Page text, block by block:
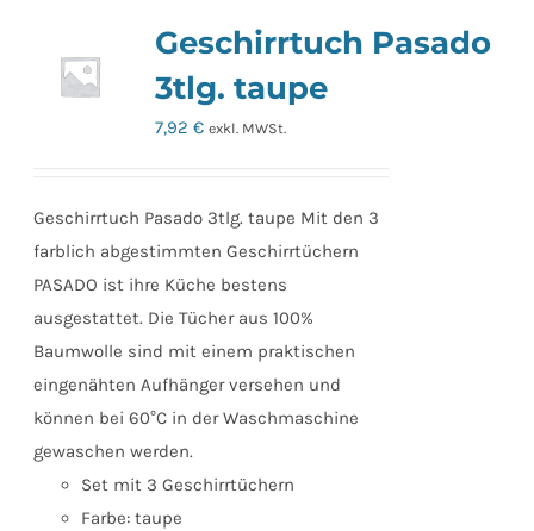
Geschirrtuch Pasado
3tlg. taupe
7,92€ exkl. MWSt.
Geschirrtuch Pasado 3tlg. taupe Mit den 3
farblich abgestimmten Geschirrtüchern
PASADO ist ihre Küche bestens
ausgestattet. Die Tücher aus 100%
Baumwolle sind mit einem praktischen
eingenähten Aufhänger versehen und
können bei 60°C in der Waschmaschine
gewaschen werden.
Set mit 3 Geschirrtüchern
Farbe: taupe